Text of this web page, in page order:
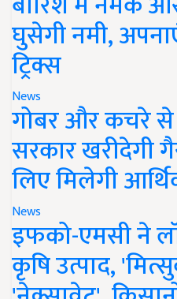
घुसेगी नमी,
ट्रिक्स
News
गोबर और कचरे से
सरकार खरीदेगी
लिए मिलेगी
News
इफको-एमसी ने
कृषि उत्पाद,